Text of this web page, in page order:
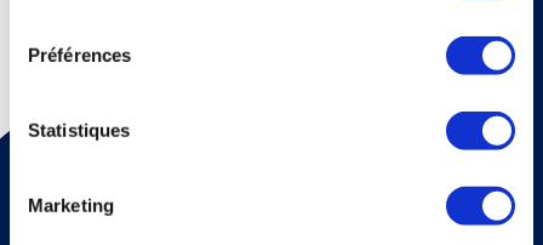
Préférences
Statistiques
Marketing
Pour recevoir une fois par mois un mail d'information sur